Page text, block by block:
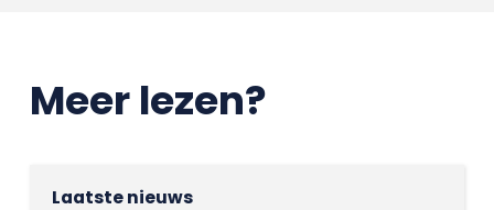
Meer lezen?
Laatste nieuws